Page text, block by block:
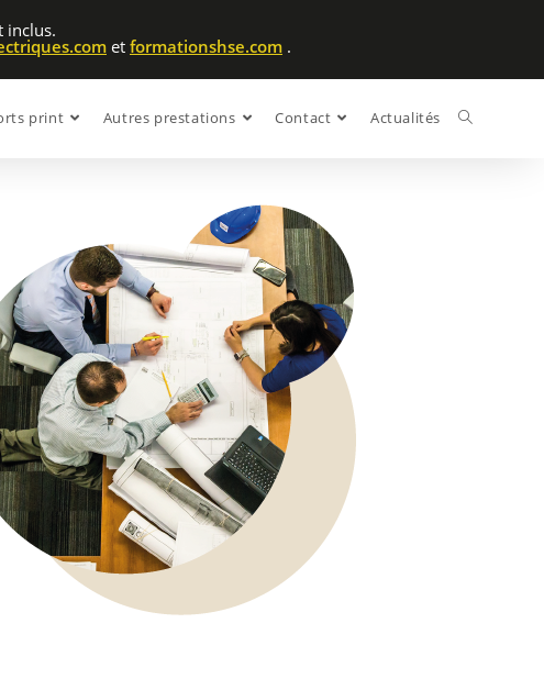
inclus.
et formationshse.com .
print Autres prestations Contact Actualités